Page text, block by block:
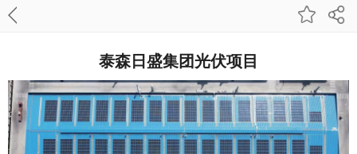
泰森日盛集团光伏项目